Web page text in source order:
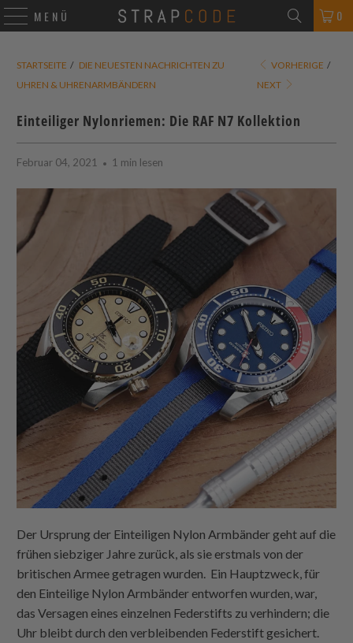
MENÜ 0
STARTSEITE / DIE NEUESTEN NACHRICHTEN ZU
UHREN & UHRENARMBÄNDERN
VORHERIGE /
NEXT
Einteiliger Nylonriemen: Die RAF N7 Kollektion
Februar 04, 2021 1 min lesen
Der Ursprung der Einteiligen Nylon Armbänder geht auf die
frühen siebziger Jahre zurück, als sie erstmals von der
britischen Armee getragen wurden. Ein Hauptzweck, für
den Einteilige Nylon Armbänder entworfen wurden, war,
das Versagen eines einzelnen Federstifts zu verhindern; die
Uhr bleibt durch den verbleibenden Federstift gesichert.